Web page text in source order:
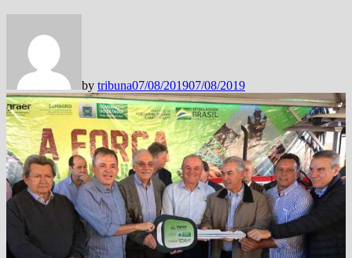
by tribuna07/08/201907/08/2019